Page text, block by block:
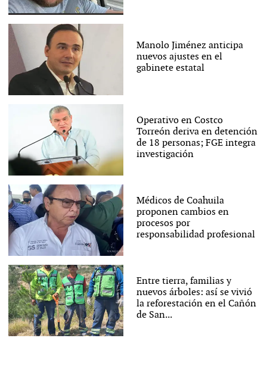
Manolo Jiménez anticipa
nuevos ajustes en el
gabinete estatal
Operativo en Costco
Torreón deriva en detención
de 18 personas; FGE integra
investigación
Médicos de Coahuila
proponen cambios en
procesos por
responsabilidad profesional
Entre tierra, familias y
nuevos árboles: así se vivió
la reforestación en el Cañón
de San...